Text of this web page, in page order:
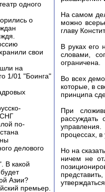
одного
о
свои
на
1/01 "Боинга"
СНГ
по-
делового
В какой
Азии?
премьер.
На самом
можно
главу
В руках его
словами,
ограничена.
Во всех
которые, в
принципа
При
рассуждать
процессах,
Но на
ничем не